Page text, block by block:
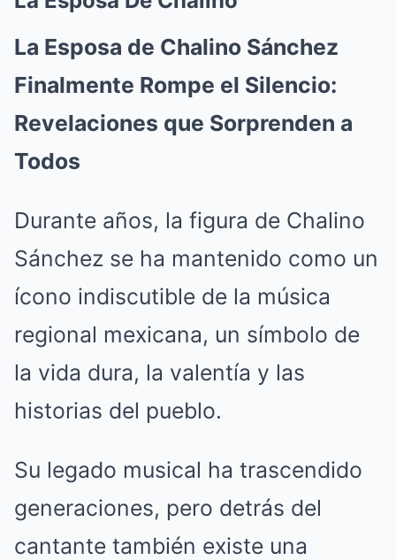
La Esposa de Chalino Sánchez
Finalmente Rompe el Silencio:
Revelaciones que Sorprenden a
Todos
Durante años, la figura de Chalino
Sánchez se ha mantenido como un
ícono indiscutible de la música
regional mexicana, un símbolo de
la vida dura, la valentía y las
historias del pueblo.
Su legado musical ha trascendido
generaciones, pero detrás del
cantante también existe una